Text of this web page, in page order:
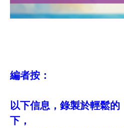
編者按：
以下信息，錄製於輕鬆
下，